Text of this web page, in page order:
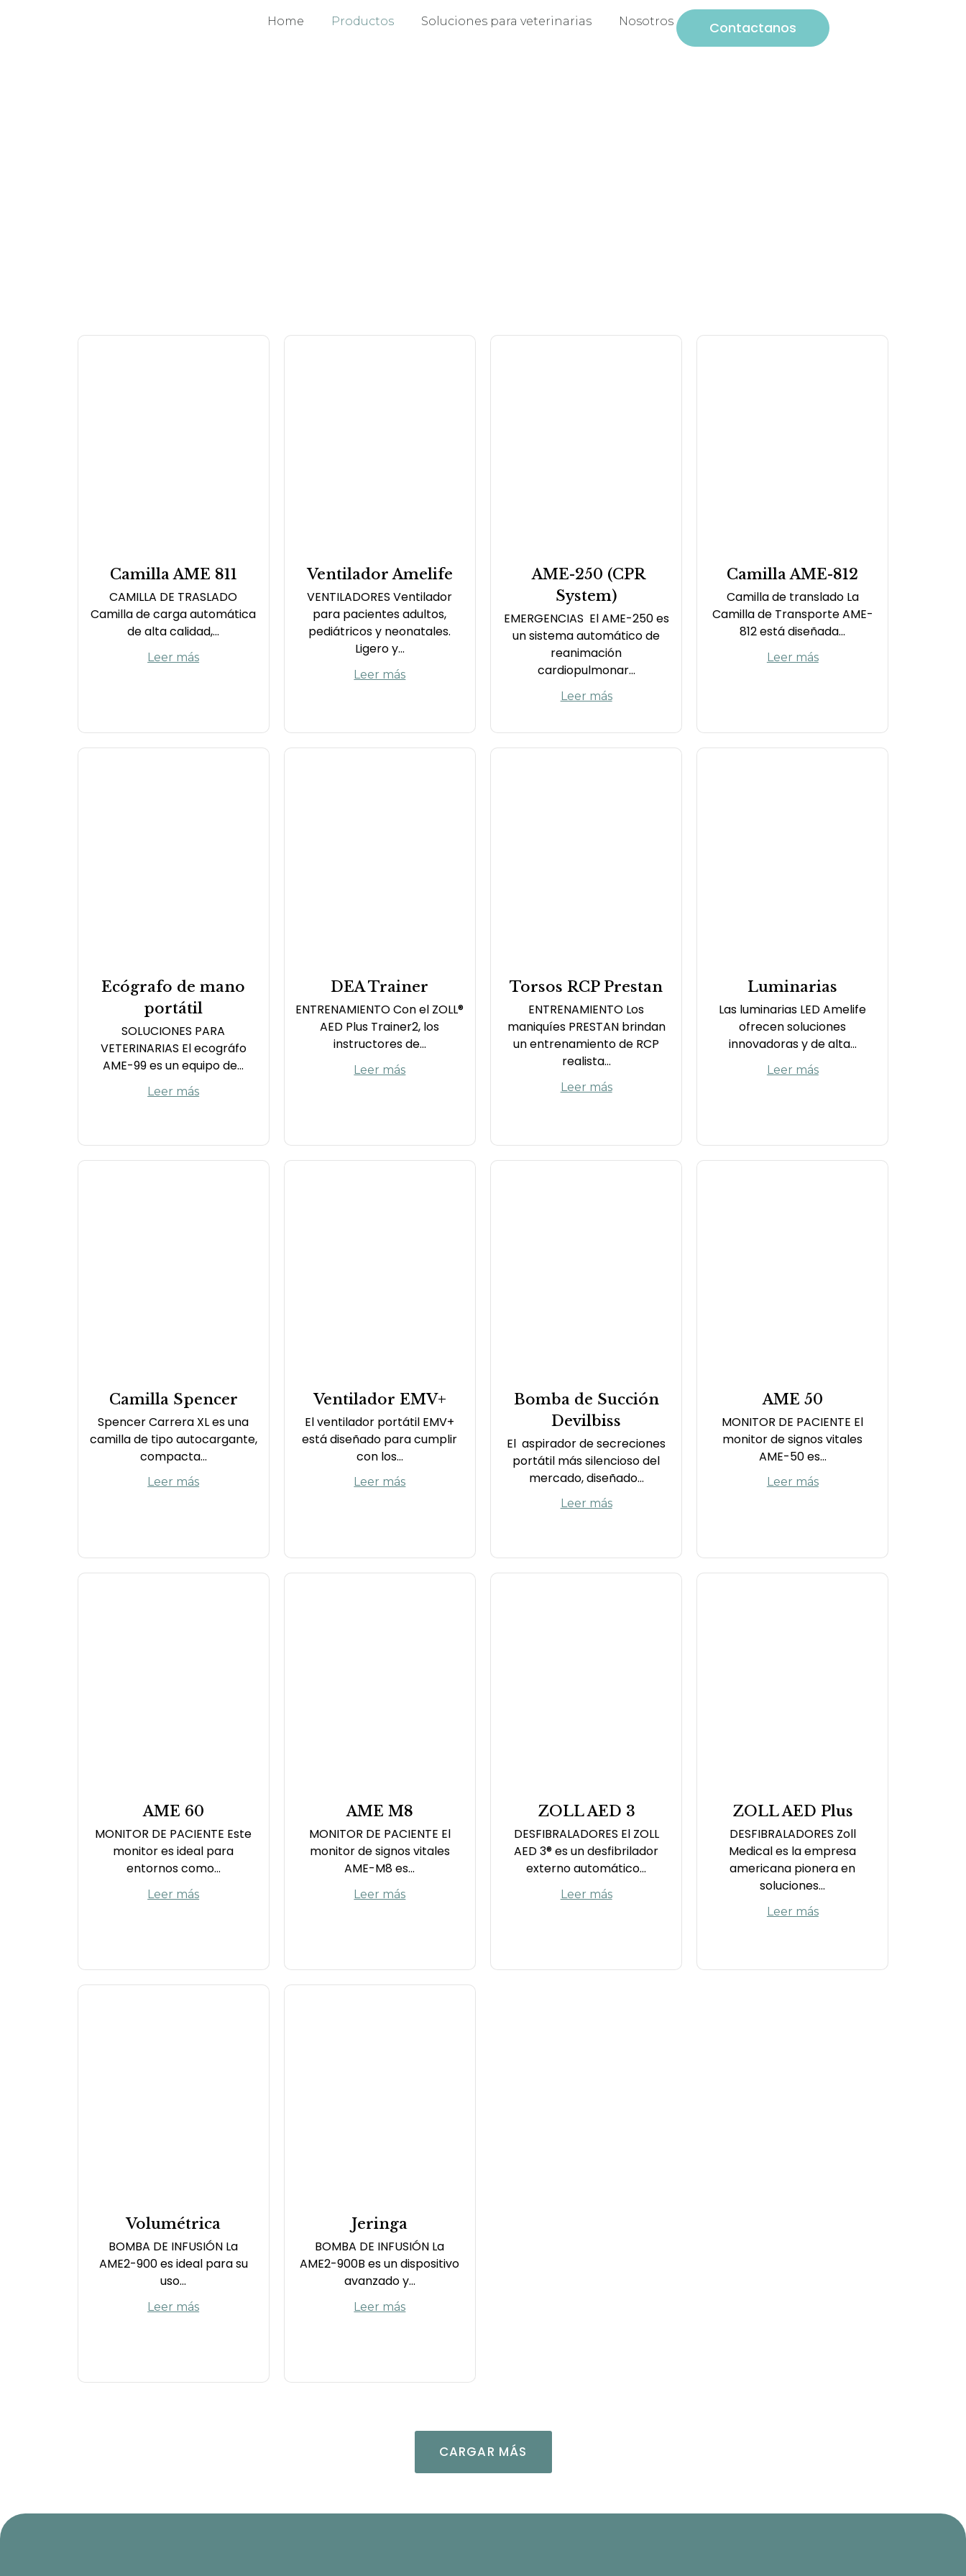
Home Productos Soluciones para veterinarias Nosotros Contactanos
Camilla AME 811
CAMILLA DE TRASLADO
Camilla de carga automática
de alta calidad,...
Leer más
Ventilador Amelife
VENTILADORES Ventilador
para pacientes adultos,
pediátricos y neonatales.
Ligero y...
Leer más
AME-250 (CPR
System)
EMERGENCIAS El AME-250 es
un sistema automático de
reanimación
cardiopulmonar...
Leer más
Camilla AME-812
Camilla de translado La
Camilla de Transporte AME-
812 está diseñada...
Leer más
Ecógrafo de mano
portátil
SOLUCIONES PARA
VETERINARIAS El ecográfo
AME-99 es un equipo de...
Leer más
DEA Trainer
ENTRENAMIENTO Con el ZOLL®
AED Plus Trainer2, los
instructores de...
Leer más
Torsos RCP Prestan
ENTRENAMIENTO Los
maniquíes PRESTAN brindan
un entrenamiento de RCP
realista...
Leer más
Luminarias
Las luminarias LED Amelife
ofrecen soluciones
innovadoras y de alta...
Leer más
Camilla Spencer
Spencer Carrera XL es una
camilla de tipo autocargante,
compacta...
Leer más
Ventilador EMV+
El ventilador portátil EMV+
está diseñado para cumplir
con los...
Leer más
Bomba de Succión
Devilbiss
El aspirador de secreciones
portátil más silencioso del
mercado, diseñado...
Leer más
AME 50
MONITOR DE PACIENTE El
monitor de signos vitales
AME-50 es...
Leer más
AME 60
MONITOR DE PACIENTE Este
monitor es ideal para
entornos como...
Leer más
AME M8
MONITOR DE PACIENTE El
monitor de signos vitales
AME-M8 es...
Leer más
ZOLL AED 3
DESFIBRALADORES El ZOLL
AED 3® es un desfibrilador
externo automático...
Leer más
ZOLL AED Plus
DESFIBRALADORES Zoll
Medical es la empresa
americana pionera en
soluciones...
Leer más
Volumétrica
BOMBA DE INFUSIÓN La
AME2-900 es ideal para su
uso...
Leer más
Jeringa
BOMBA DE INFUSIÓN La
AME2-900B es un dispositivo
avanzado y...
Leer más
CARGAR MÁS